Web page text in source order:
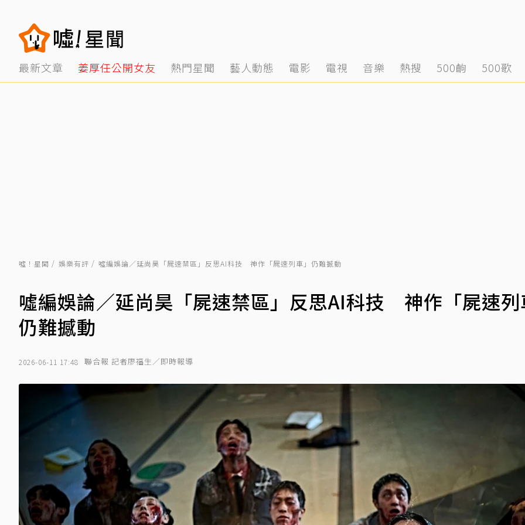
最新文章 姜厚任公開女友 熱門星聞 藝人動態 電影 電視 音樂 熱搜 500齣 500歌
噓！星聞 娛樂有評 噓編娛論／延尚昊「屍速禁區」反思AI科技 神作「屍速列車」仍難撼動
噓編娛論／延尚昊「屍速禁區」反思AI科技 神作「屍速
仍難撼動
2026-06-11 17:48 聯合報 記者廖福生／即時報導